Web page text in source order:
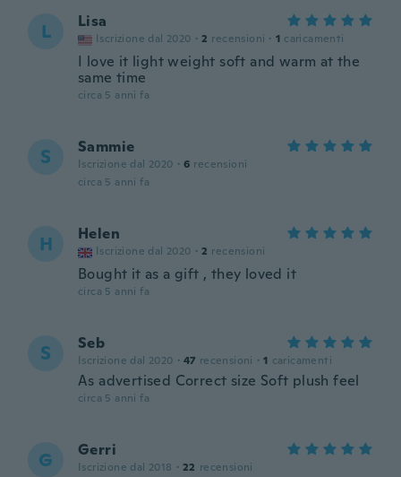
L Lisa
Iscrizione dal 2020 · 2 recensioni · 1 caricamenti
I love it light weight soft and warm at the
same time
circa 5 anni fa
S Sammie
Iscrizione dal 2020 · 6 recensioni
circa 5 anni fa
H Helen
Iscrizione dal 2020 · 2 recensioni
Bought it as a gift , they loved it
circa 5 anni fa
S Seb
Iscrizione dal 2020 · 47 recensioni · 1 caricamenti
As advertised Correct size Soft plush feel
circa 5 anni fa
G Gerri
Iscrizione dal 2018 · 22 recensioni